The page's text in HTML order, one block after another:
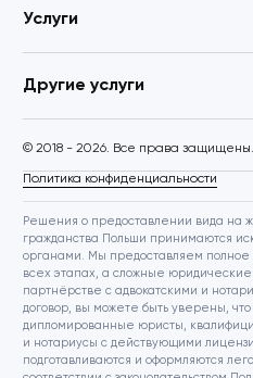
Услуги
Другие услуги
© 2018 - 2026. Все права защищены.
Политика конфиденциальности
Решения о предоставлении вида на
гражданства Польши принимаются
органами. Мы предоставляем
всех этапах, а сложные
партнёрстве с адвокатскими и
договор, вы можете быть уверены,
дипломированные юристы,
и нотариусы с действующими
подготавливаются и оформляются